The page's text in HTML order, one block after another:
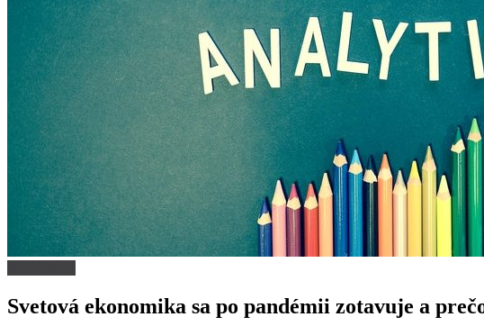
Svetová ekonomika sa po pandémii zotavuje a